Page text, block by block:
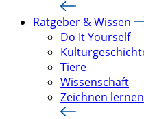
Ratgeber & Wissen
Do It Yourself
Tiere
Wissenschaft
Zeichnen lernen